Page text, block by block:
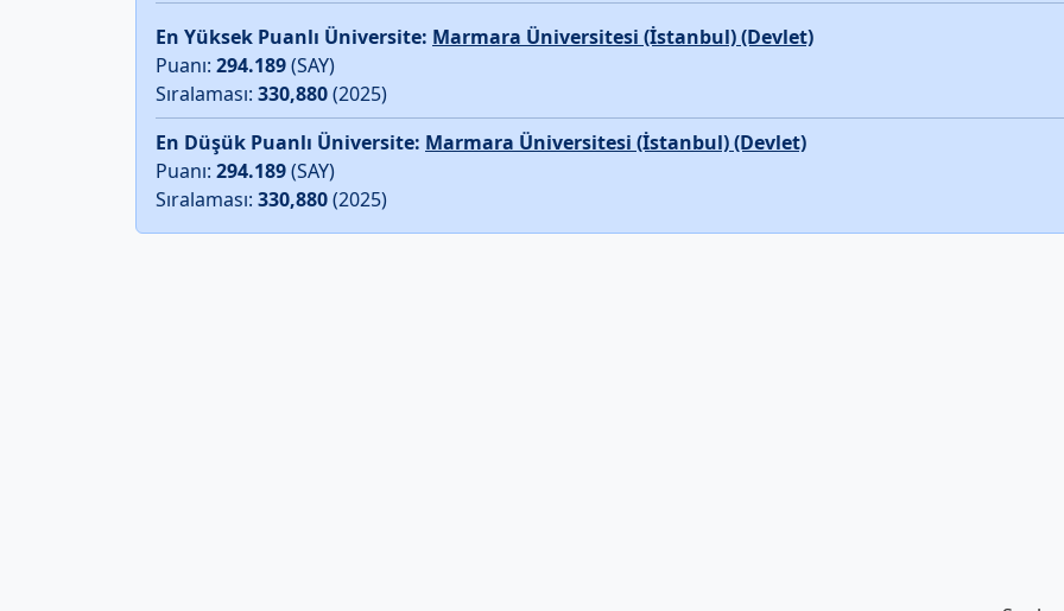
En Yüksek Puanlı Üniversite: Marmara Üniversitesi (İstanbul) (Devlet)
Puanı: 294.189(SAY)
Sıralaması: 330,880(2025)
En Düşük Puanlı Üniversite: Marmara Üniversitesi (İstanbul) (Devlet)
Puanı: 294.189(SAY)
Sıralaması: 330,880(2025)